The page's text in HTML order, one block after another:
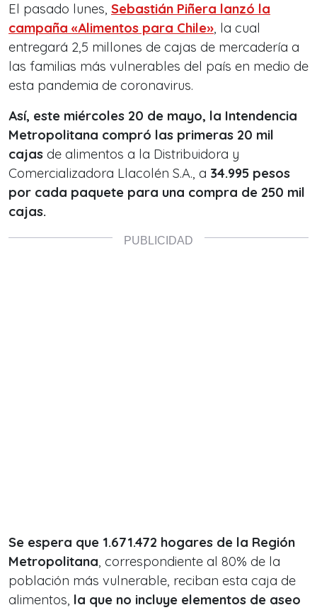
El pasado lunes, Sebastián Piñera lanzó la
campaña «Alimentos para Chile», la cual
entregará 2,5 millones de cajas de mercadería a
las familias más vulnerables del país en medio de
esta pandemia de coronavirus.
Así, este miércoles 20 de mayo, la Intendencia
Metropolitana compró las primeras 20 mil
cajas de alimentos a la Distribuidora y
Comercializadora Llacolén S.A., a 34.995 pesos
por cada paquete para una compra de 250 mil
cajas.
Se espera que 1.671.472 hogares de la Región
Metropolitana, correspondiente al 80% de la
población más vulnerable, reciban esta caja de
alimentos, la que no incluye elementos de aseo